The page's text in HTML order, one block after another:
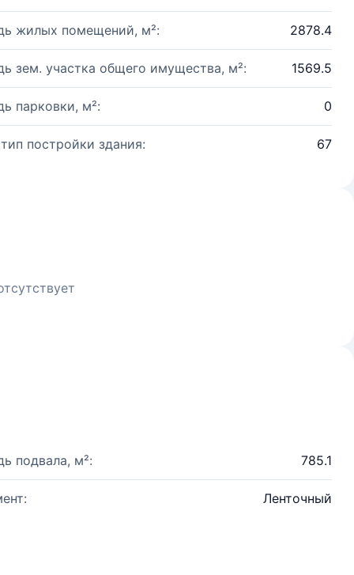
жилых помещений, м²: 2878.4
зем. участка общего имущества, м²: 1569.5
парковки, м²: 0
постройки здания: 67
подвала, м²: 785.1
Ленточный